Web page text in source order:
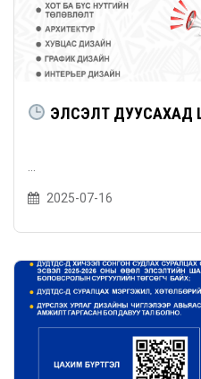
ЭЛСЭЛТ ДУУСАХАД
2025-07-16